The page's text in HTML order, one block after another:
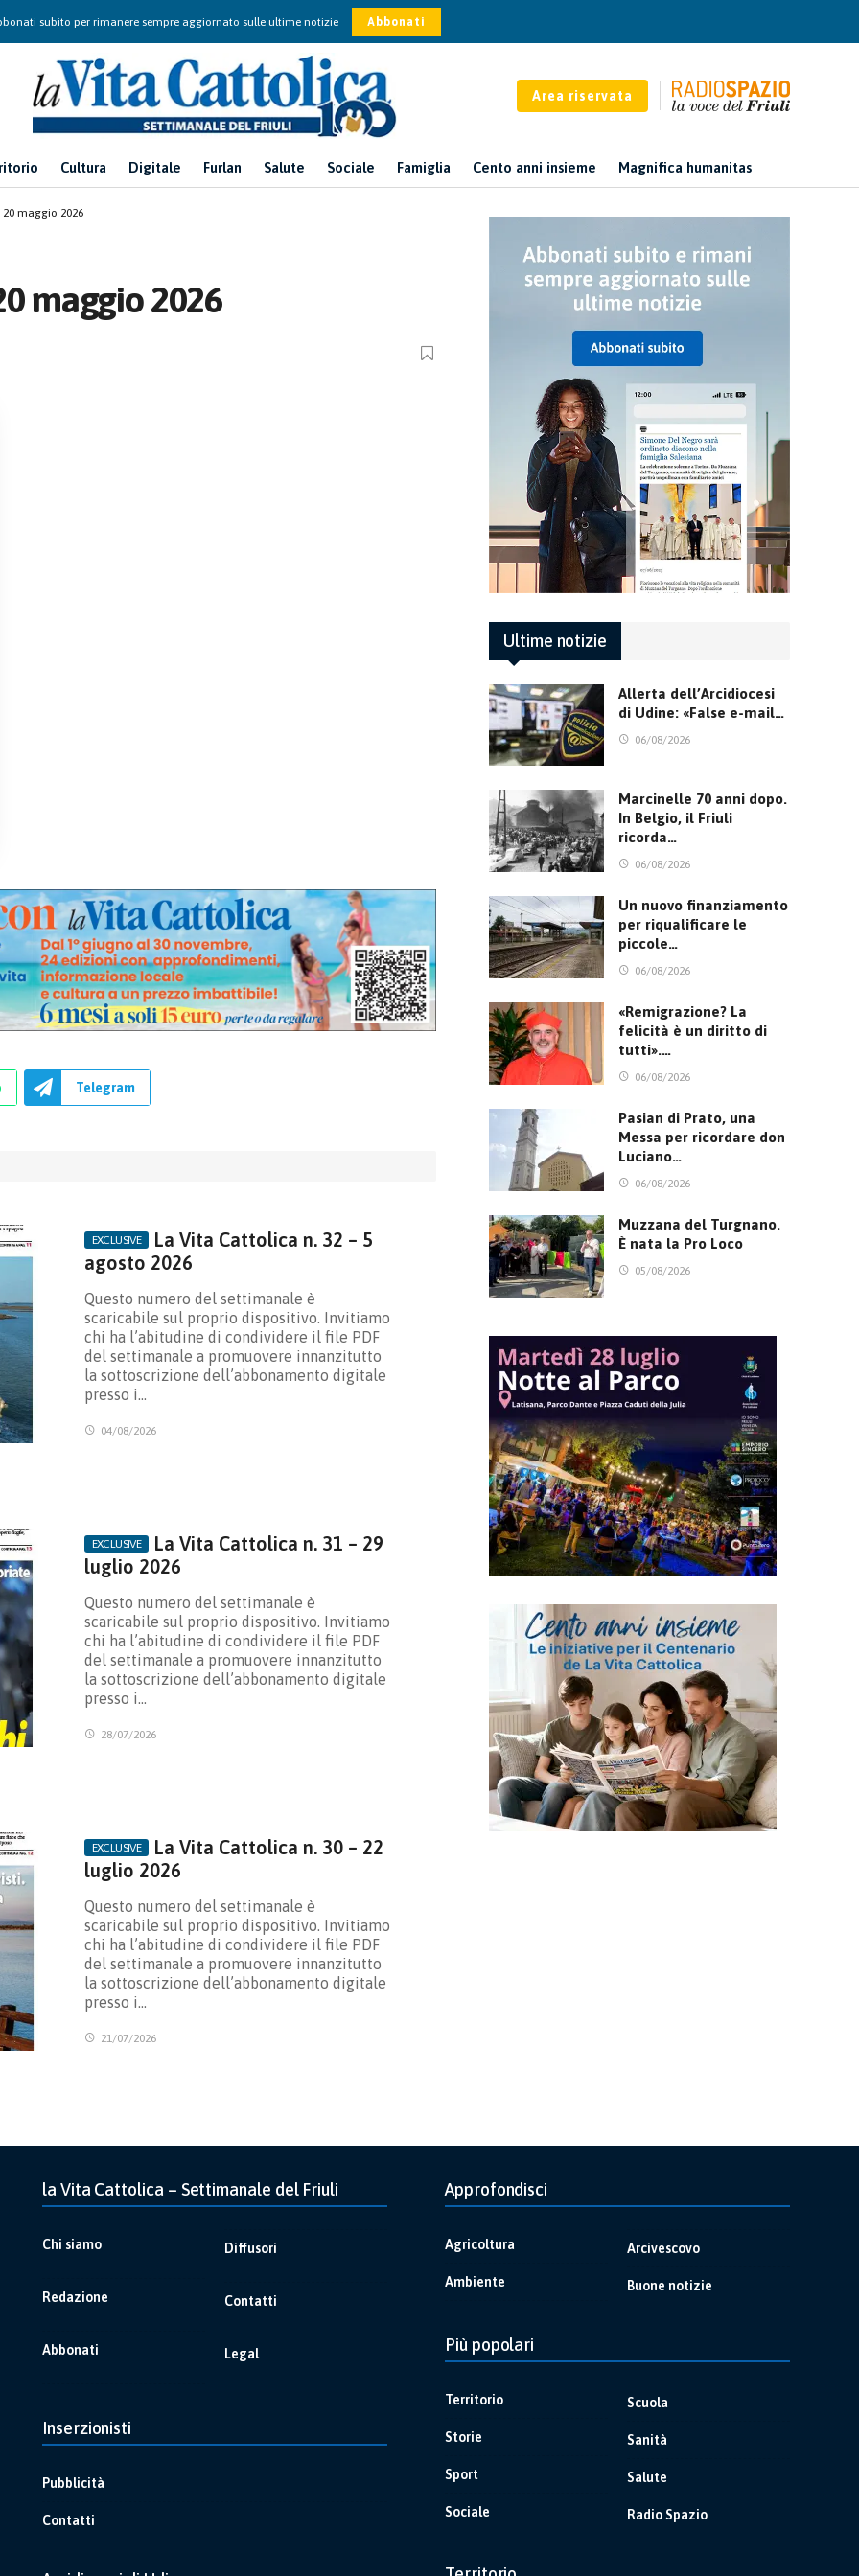
subito per rimanere sempre aggiornato sulle ultime notizie Abbonati
Area riservata
Cultura Digitale Furlan Salute Sociale Famiglia Cento anni insieme Magnifica humanitas
maggio 2026
maggio 2026
Telegram
La Vita Cattolica n. 32 – 5
agosto 2026
Questo numero del settimanale è
scaricabile sul proprio dispositivo. Invitiamo
chi ha l’abitudine di condividere il file PDF
del settimanale a promuovere innanzitutto
la sottoscrizione dell’abbonamento digitale
presso i…
04/08/2026
La Vita Cattolica n. 31 – 29
luglio 2026
Questo numero del settimanale è
scaricabile sul proprio dispositivo. Invitiamo
chi ha l’abitudine di condividere il file PDF
del settimanale a promuovere innanzitutto
la sottoscrizione dell’abbonamento digitale
presso i…
28/07/2026
La Vita Cattolica n. 30 – 22
luglio 2026
Questo numero del settimanale è
scaricabile sul proprio dispositivo. Invitiamo
chi ha l’abitudine di condividere il file PDF
del settimanale a promuovere innanzitutto
la sottoscrizione dell’abbonamento digitale
presso i…
21/07/2026
Ultime notizie
Allerta dell’Arcidiocesi
di Udine: «False e-mail…
06/08/2026
Marcinelle 70 anni dopo.
In Belgio, il Friuli
ricorda…
06/08/2026
Un nuovo finanziamento
per riqualificare le
piccole…
06/08/2026
«Remigrazione? La
felicità è un diritto di
tutti».…
06/08/2026
Pasian di Prato, una
Messa per ricordare don
Luciano…
06/08/2026
Muzzana del Turgnano.
È nata la Pro Loco
05/08/2026
la Vita Cattolica – Settimanale del Friuli
Chi siamo
Redazione
Abbonati
Diffusori
Contatti
Legal
Inserzionisti
Pubblicità
Contatti
Approfondisci
Agricoltura
Ambiente
Arcivescovo
Buone notizie
Più popolari
Territorio
Storie
Sport
Sociale
Scuola
Sanità
Salute
Radio Spazio